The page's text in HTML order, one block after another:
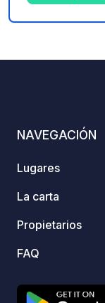
NAVEGACIÓN
Lugares
La carta
Propietarios
FAQ